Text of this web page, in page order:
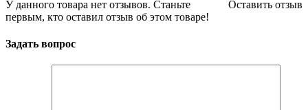
Оставить отзыв
У данного товара нет отзывов. Станьте
первым, кто оставил отзыв об этом товаре!
Задать вопрос